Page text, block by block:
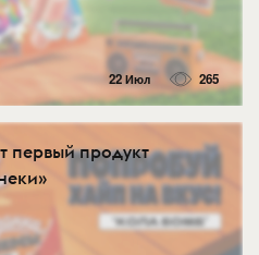
22 Июл 265
первый продукт